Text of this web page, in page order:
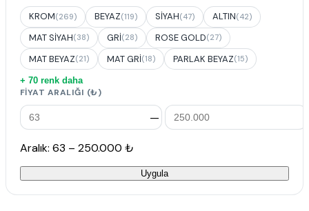
KROM(269) BEYAZ(119) SİYAH(47) ALTIN(42)
MAT SİYAH(38) GRİ(28) ROSE GOLD(27)
MAT BEYAZ(21) MAT GRİ(18) PARLAK BEYAZ(15)
+ 70 renk daha
FIYAT ARALIĞI (₺)
—
Aralık: 63 – 250.000 ₺
Uygula